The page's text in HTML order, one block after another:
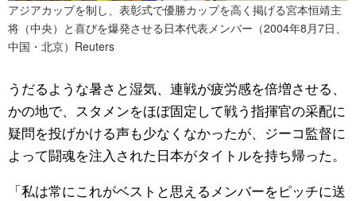
アジアカップを制し、表彰式で優勝カップを高く掲げる宮本恒靖主
将（中央）と喜びを爆発させる日本代表メンバー（2004年8月7日、
中国・北京）Reuters
うだるような暑さと湿気、連戦が疲労感を倍増させる、
かの地で、スタメンをほぼ固定して戦う指揮官の采配に
疑問を投げかける声も少なくなかったが、ジーコ監督に
よって闘魂を注入された日本がタイトルを持ち帰った。
「私は常にこれがベストと思えるメンバーをピッチに送